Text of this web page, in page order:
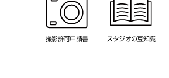
撮影許可申請書 スタジオの豆知識